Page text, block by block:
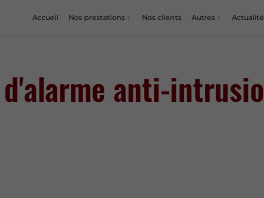
Accueil Nos prestations Nos clients Autres
anti-